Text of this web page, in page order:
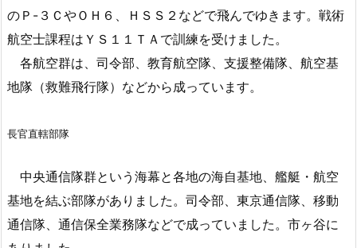
のＰ-３ＣやＯＨ６、ＨＳＳ２などで飛んでゆきます。戦術
航空士課程はＹＳ１１ＴＡで訓練を受けました。
各航空群は、司令部、教育航空隊、支援整備隊、航空基
地隊（救難飛行隊）などから成っています。
長官直轄部隊
中央通信隊群という海幕と各地の海自基地、艦艇・航空
基地を結ぶ部隊がありました。司令部、東京通信隊、移動
通信隊、通信保全業務隊などで成っていました。市ヶ谷に